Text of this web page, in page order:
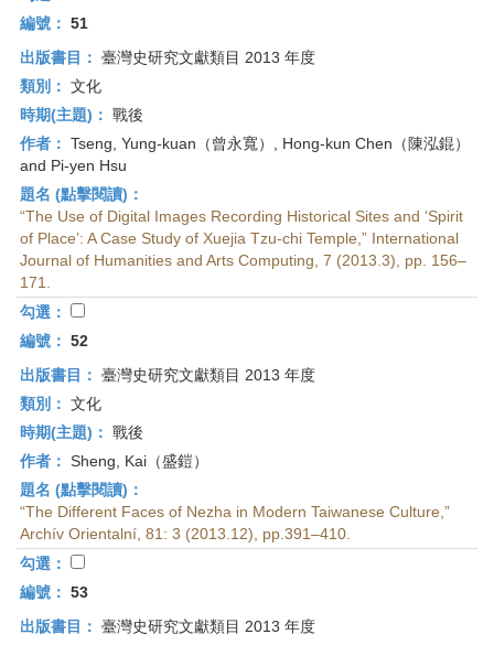
編號： 51
出版書目： 臺灣史研究文獻類目 2013 年度
類別： 文化
時期(主題)： 戰後
作者： Tseng, Yung-kuan（曾永寬）, Hong-kun Chen（陳泓錕）
and Pi-yen Hsu
題名 (點擊閱讀)：
“The Use of Digital Images Recording Historical Sites and ‘Spirit
of Place’: A Case Study of Xuejia Tzu-chi Temple,” International
Journal of Humanities and Arts Computing, 7 (2013.3), pp. 156–
171.
勾選：
編號： 52
出版書目： 臺灣史研究文獻類目 2013 年度
類別： 文化
時期(主題)： 戰後
作者： Sheng, Kai（盛鎧）
題名 (點擊閱讀)：
“The Different Faces of Nezha in Modern Taiwanese Culture,”
Archív Orientalní, 81: 3 (2013.12), pp.391–410.
勾選：
編號： 53
出版書目： 臺灣史研究文獻類目 2013 年度